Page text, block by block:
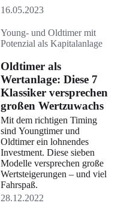
16.05.2023
Young- und Oldtimer mit
Potenzial als Kapitalanlage
Oldtimer als
Wertanlage: Diese 7
Klassiker versprechen
großen Wertzuwachs
Mit dem richtigen Timing
sind Youngtimer und
Oldtimer ein lohnendes
Investment. Diese sieben
Modelle versprechen große
Wertsteigerungen – und viel
Fahrspaß.
28.12.2022